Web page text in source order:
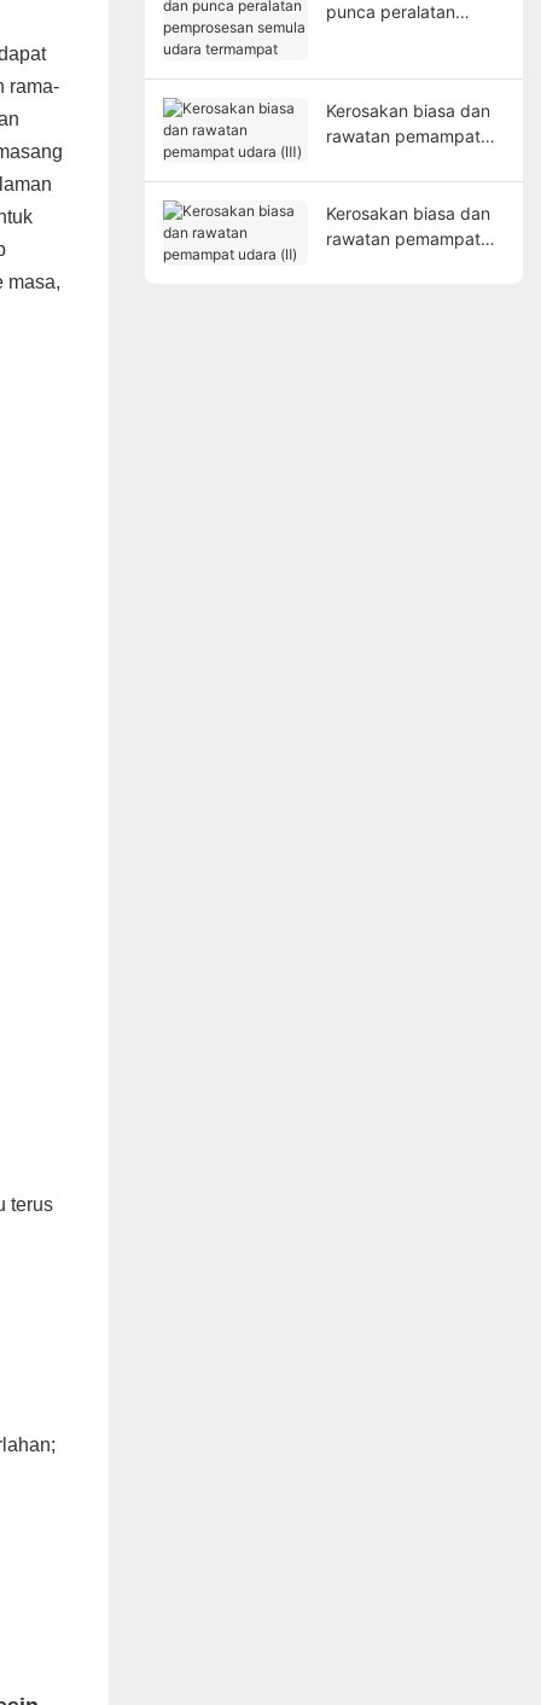
rama-
masa,
terus
punca peralatan
Kerosakan biasa dan
rawatan pemampat
Kerosakan biasa dan
rawatan pemampat